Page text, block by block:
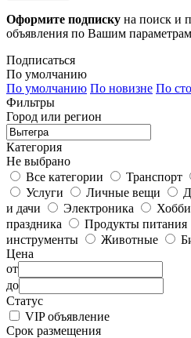
Оформите подписку на поиск и
объявления по Вашим параметрам
Подписаться
По умолчанию
По умолчанию По новизне По
Фильтры
Город или регион
Категория
Не выбрано
Все категории
Транспорт
Услуги
Личные вещи
и дачи
Электроника
праздника
Продукты питания
инструменты
Животные
Цена
от
до
Статус
VIP объявление
Срок размещения